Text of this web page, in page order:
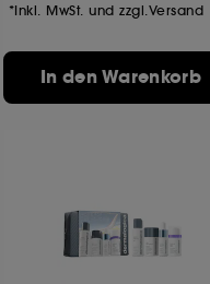
*Inkl. MwSt. und zzgl.Versand
In den Warenkorb